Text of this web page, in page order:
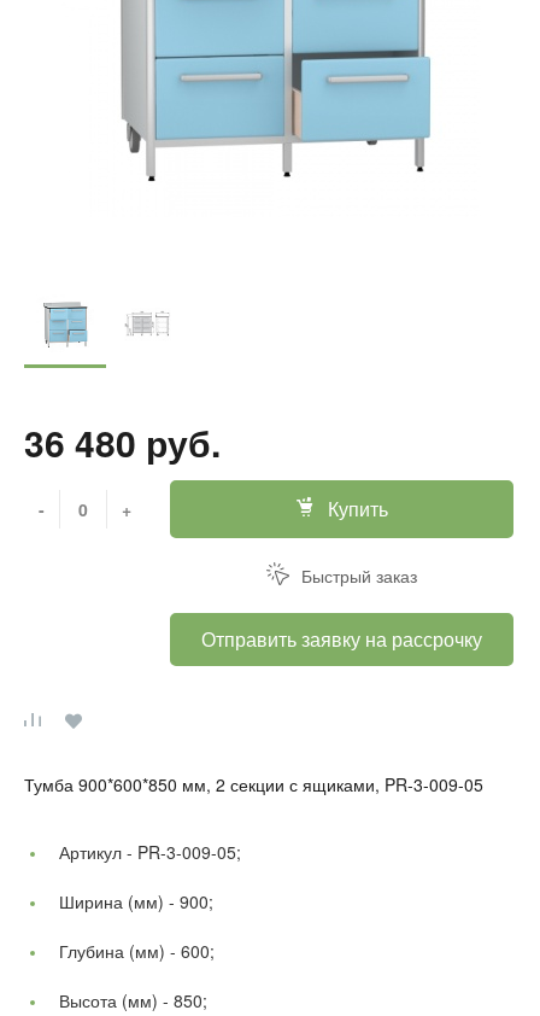
36 480 руб.
- + Купить
Быстрый заказ
Отправить заявку на рассрочку
Тумба 900*600*850 мм, 2 секции с ящиками, PR-3-009-05
Артикул - PR-3-009-05;
Ширина (мм) - 900;
Глубина (мм) - 600;
Высота (мм) - 850;